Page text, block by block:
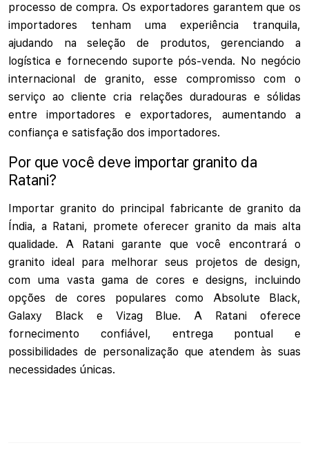
processo de compra. Os exportadores garantem que os
importadores tenham uma experiência tranquila,
ajudando na seleção de produtos, gerenciando a
logística e fornecendo suporte pós-venda. No negócio
internacional de granito, esse compromisso com o
serviço ao cliente cria relações duradouras e sólidas
entre importadores e exportadores, aumentando a
confiança e satisfação dos importadores.
Por que você deve importar granito da
Ratani?
Importar granito do principal fabricante de granito da
Índia, a Ratani, promete oferecer granito da mais alta
qualidade. A Ratani garante que você encontrará o
granito ideal para melhorar seus projetos de design,
com uma vasta gama de cores e designs, incluindo
opções de cores populares como Absolute Black,
Galaxy Black e Vizag Blue. A Ratani oferece
fornecimento confiável, entrega pontual e
possibilidades de personalização que atendem às suas
necessidades únicas.